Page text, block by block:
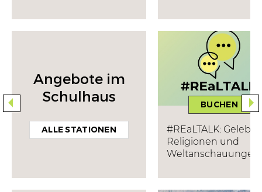
Angebote im
Schulhaus
ALLE STATIONEN
BUCHEN
#REaLTALK: Gelebte
Religionen und
Weltanschauungen